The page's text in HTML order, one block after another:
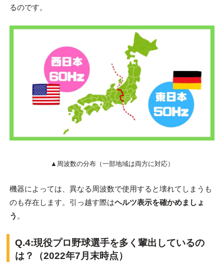
るのです。
▲周波数の分布（一部地域は両方に対応）
機器によっては、異なる周波数で使用すると壊れてしまうも
のも存在します。引っ越す際はヘルツ表示を確かめましょ
う 。
Q.4:現役プロ野球選手を多く輩出しているの
は？（2022年7月末時点）